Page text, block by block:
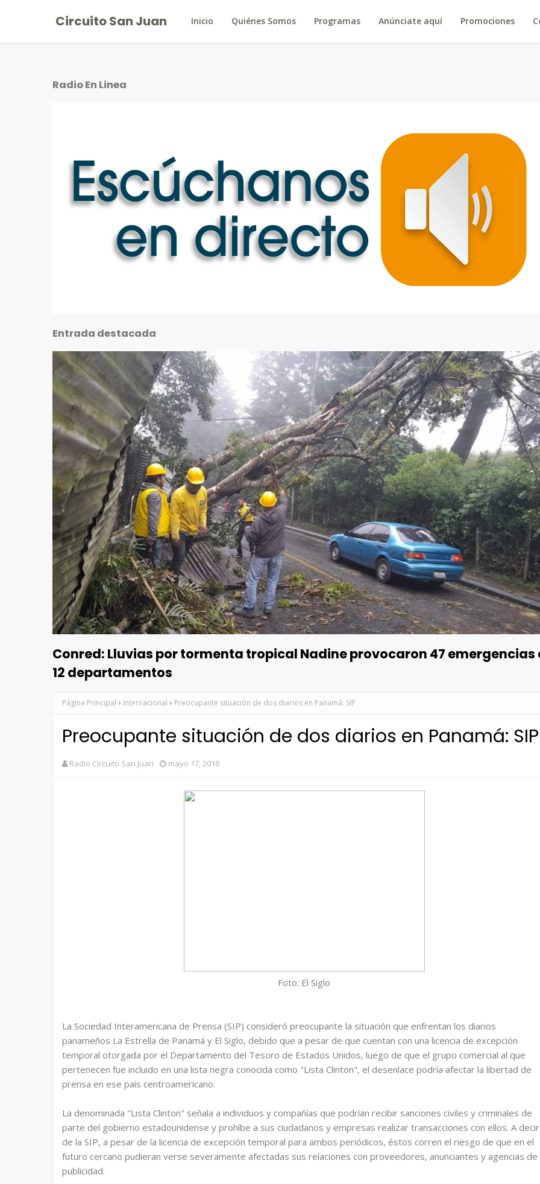
Circuito San Juan Inicio Quiénes Somos Programas Anúnciate aquí Promociones
Radio En Linea
Entrada destacada
Conred: Lluvias por tormenta tropical Nadine provocaron 47 emergencias
12 departamentos
Página Principal Internacional Preocupante situación de dos diarios en Panamá: SIP
Preocupante situación de dos diarios en Panamá: SIP
Radio Circuito San Juan mayo 17, 2016
Foto: El Siglo
La Sociedad Interamericana de Prensa (SIP) consideró preocupante la situación que enfrentan los diarios
panameños La Estrella de Panamá y El Siglo, debido que a pesar de que cuentan con una licencia de excepción
temporal otorgada por el Departamento del Tesoro de Estados Unidos, luego de que el grupo comercial al que
pertenecen fue incluido en una lista negra conocida como "Lista Clinton", el desenlace podría afectar la libertad de
prensa en ese país centroamericano.
La denominada "Lista Clinton" señala a individuos y compañías que podrían recibir sanciones civiles y criminales de
parte del gobierno estadounidense y prohíbe a sus ciudadanos y empresas realizar transacciones con ellos. A decir
de la SIP, a pesar de la licencia de excepción temporal para ambos periódicos, éstos corren el riesgo de que en el
futuro cercano pudieran verse severamente afectadas sus relaciones con proveedores, anunciantes y agencias de
publicidad.